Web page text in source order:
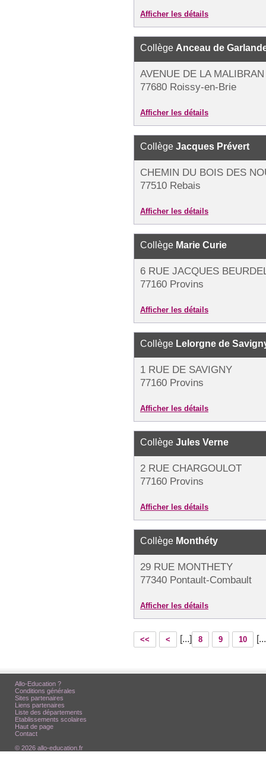
Afficher les détails
Collège Anceau de
AVENUE DE LA MALIBRAN
77680 Roissy-en-Brie
Afficher les détails
Collège Jacques Prévert
CHEMIN DU BOIS DES
77510 Rebais
Afficher les détails
Collège Marie Curie
6 RUE JACQUES
77160 Provins
Afficher les détails
Collège Lelorgne de
1 RUE DE SAVIGNY
77160 Provins
Afficher les détails
Collège Jules Verne
2 RUE CHARGOULOT
77160 Provins
Afficher les détails
Collège Monthéty
29 RUE MONTHETY
77340 Pontault-Combault
Afficher les détails
<< < [...] 8 9 10
Allo-Education ?
Conditions générales
Sites partenaires
Liens partenaires
Liste des départements
Etablissements scolaires
Haut de page
Contact
© 2026 allo-education.fr